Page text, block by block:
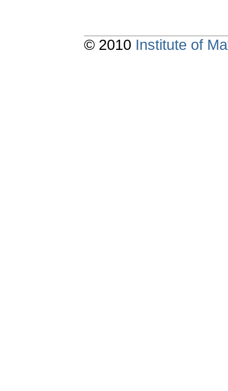
© 2010 Institute of